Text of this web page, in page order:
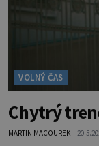
VOLNÝ ČAS
Chytrý
MARTIN MACOUREK